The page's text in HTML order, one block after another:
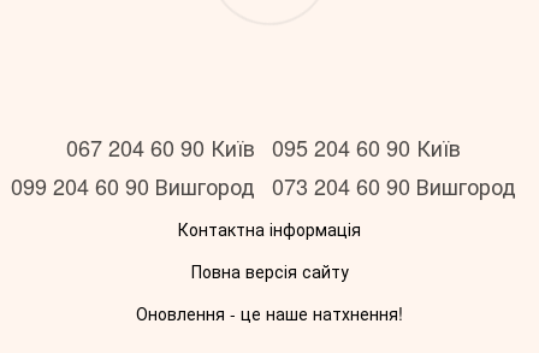
067 204 60 90 Київ 095 204 60 90 Київ
099 204 60 90 Вишгород 073 204 60 90 Вишгород
Контактна інформація
Повна версія сайту
Оновлення - це наше натхнення!